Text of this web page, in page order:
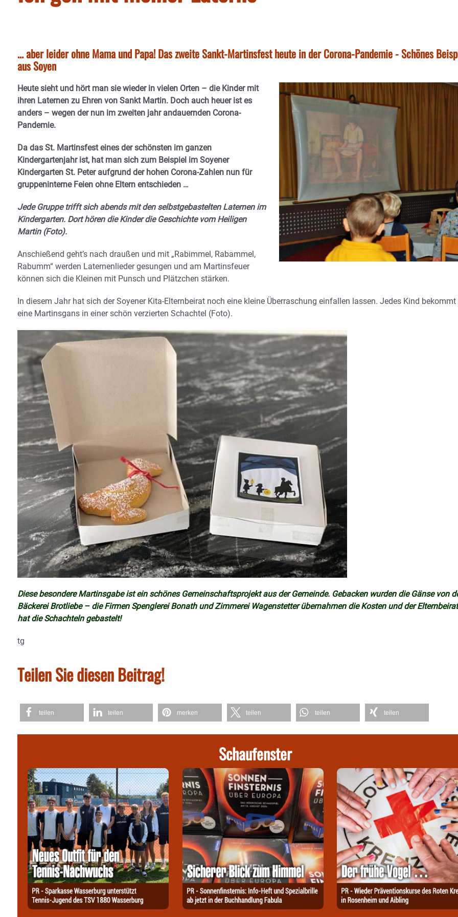
... aber leider ohne Mama und Papa! Das zweite Sankt-Martinsfest heute in der Corona-Pandemie - Schönes
aus Soyen
Heute sieht und hört man sie wieder in vielen Orten – die Kinder mit
ihren Laternen zu Ehren von Sankt Martin. Doch auch heuer ist es
anders – wegen der nun im zweiten jahr andauernden Corona-
Pandemie.
Da das St. Martinsfest eines der schönsten im ganzen
Kindergartenjahr ist, hat man sich zum Beispiel im Soyener
Kindergarten St. Peter aufgrund der hohen Corona-Zahlen nun für
gruppeninterne Feien ohne Eltern entschieden …
Jede Gruppe trifft sich abends mit den selbstgebastelten Laternen im
Kindergarten. Dort hören die Kinder die Geschichte vom Heiligen
Martin (Foto).
Anschießend geht’s nach draußen und mit „Rabimmel, Rabammel,
Rabumm“ werden Laternenlieder gesungen und am Martinsfeuer
können sich die Kleinen mit Punsch und Plätzchen stärken.
In diesem Jahr hat sich der Soyener Kita-Elternbeirat noch eine kleine Überraschung einfallen lassen. Jedes Kind bekommt
eine Martinsgans in einer schön verzierten Schachtel (Foto).
Diese besondere Martinsgabe ist ein schönes Gemeinschaftsprojekt aus der Gemeinde. Gebacken wurden die Gänse von
Bäckerei Brotliebe – die Firmen Spenglerei Bonath und Zimmerei Wagenstetter übernahmen die Kosten und der Elternbeirat
hat die Schachteln gebastelt!
tg
Teilen Sie diesen Beitrag!
teilen teilen merken teilen teilen teilen
Schaufenster